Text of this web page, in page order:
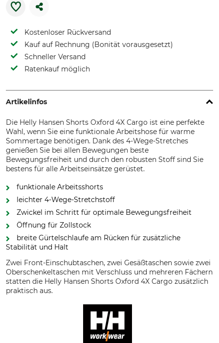
Kostenloser Rückversand
Kauf auf Rechnung (Bonität vorausgesetzt)
Schneller Versand
Ratenkauf möglich
Artikelinfos
Die Helly Hansen Shorts Oxford 4X Cargo ist eine perfekte
Wahl, wenn Sie eine funktionale Arbeitshose für warme
Sommertage benötigen. Dank des 4-Wege-Stretches
genießen Sie bei allen Bewegungen beste
Bewegungsfreiheit und durch den robusten Stoff sind Sie
bestens für alle Arbeitseinsätze gerüstet.
funktionale Arbeitsshorts
leichter 4-Wege-Stretchstoff
Zwickel im Schritt für optimale Bewegungsfreiheit
Öffnung für Zollstock
breite Gürtelschlaufe am Rücken für zusätzliche
Stabilität und Halt
Zwei Front-Einschubtaschen, zwei Gesäßtaschen sowie zwei
Oberschenkeltaschen mit Verschluss und mehreren Fächern
statten die Helly Hansen Shorts Oxford 4X Cargo zusätzlich
praktisch aus.